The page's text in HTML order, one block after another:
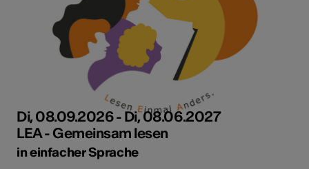
Di, 08.09.2026 - Di, 08.06.2027
LEA - Gemeinsam lesen
in einfacher Sprache